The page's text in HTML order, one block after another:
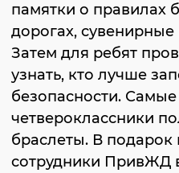
памятки о правилах
дорогах,
Затем для ребят
узнать, кто лучше
безопасности.
четвероклассники
браслеты. В
сотрудники ПривЖД